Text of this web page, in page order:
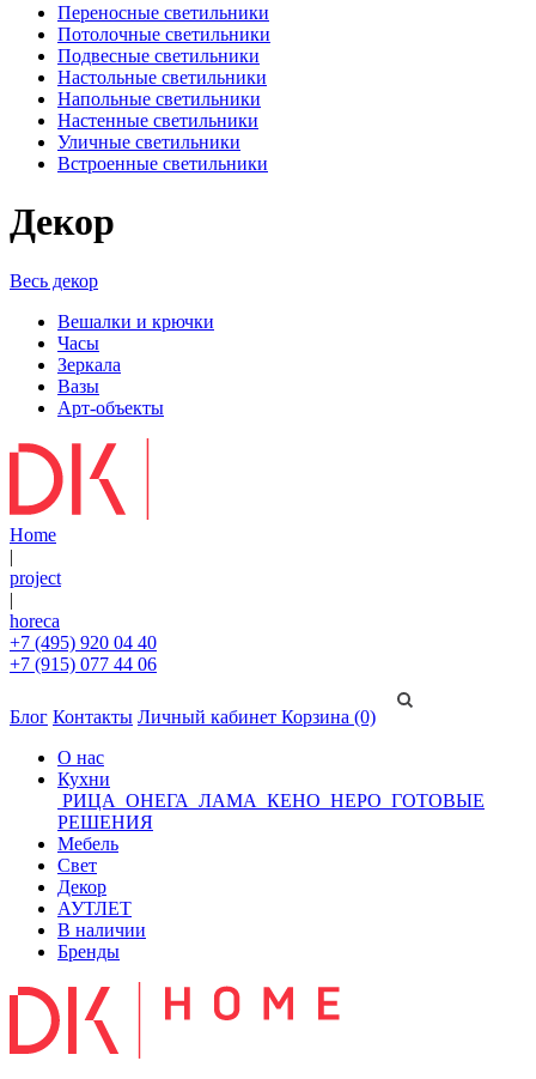
Переносные светильники
Потолочные светильники
Подвесные светильники
Настольные светильники
Напольные светильники
Настенные светильники
Уличные светильники
Встроенные светильники
Декор
Весь декор
Вешалки и крючки
Часы
Зеркала
Вазы
Арт-объекты
Home
|
project
|
horeca
+7 (495) 920 04 40
+7 (915) 077 44 06
Блог Контакты Личный кабинет Корзина (0)
О нас
Кухни
РИЦА ОНЕГА ЛАМА КЕНО НЕРО ГОТОВЫЕ
РЕШЕНИЯ
Мебель
Свет
Декор
АУТЛЕТ
В наличии
Бренды